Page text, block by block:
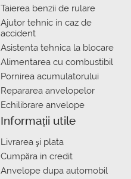
Taierea benzii de rulare
Ajutor tehnic in caz de
accident
Asistenta tehnica la blocare
Alimentarea cu combustibil
Pornirea acumulatorului
Repararea anvelopelor
Echilibrare anvelope
Informații utile
Livrarea şi plata
Сumpăra in credit
Anvelope dupa automobil